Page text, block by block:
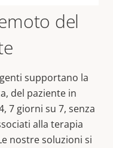
del
supportano la
del paziente in
7 giorni su 7, senza
alla terapia
nostre soluzioni si